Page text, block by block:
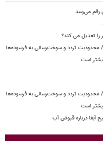
رقم می‌رسد
را تعدیل می کند؟
است
است
درباره قبوض آب